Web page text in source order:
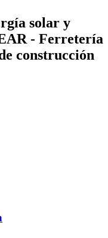
solar y
- Ferretería
construcción